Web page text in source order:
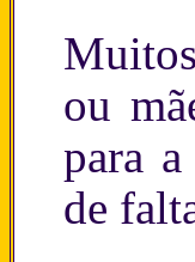
ou
para
de